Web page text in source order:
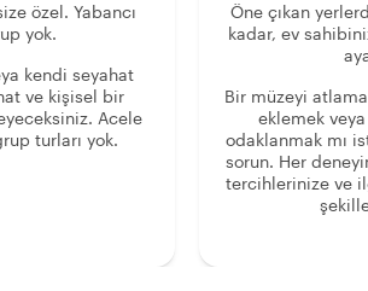
özel. Yabancı
yok.
kendi seyahat
ve kişisel bir
Acele
turları yok.
Öne çıkan
kadar, ev
Bir müzeyi
eklemek
odaklanmak mı
sorun. Her
tercihlerinize ve